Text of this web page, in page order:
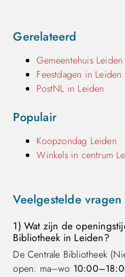
Gerelateerd
Gemeentehuis
Feestdagen in Leiden
PostNL in Leiden
Populair
Koopzondag Leiden
Winkels in centrum
Veelgestelde vragen
1) Wat zijn de
Bibliotheek in Leiden?
De Centrale Bibliotheek
open: ma–wo